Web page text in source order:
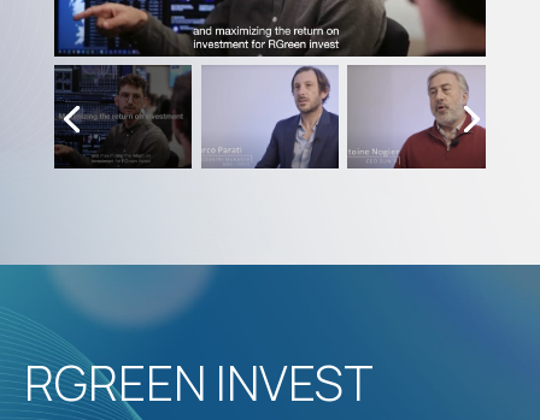
RGREEN INVEST